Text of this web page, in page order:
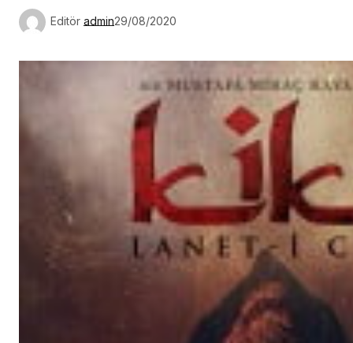
Editör admin29/08/2020